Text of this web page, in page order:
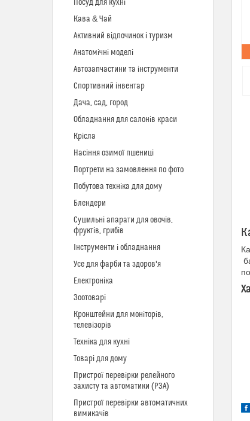
Посуд для кухні
Кава & Чай
Активний відпочинок і туризм
Анатомічні моделі
Автозапчастини та інструменти
Спортивний інвентар
Дача, сад, город
Обладнання для салонів краси
Крісла
Насіння озимої пшениці
Портрети на замовлення по фото
Побутова техніка для дому
Блендери
Сушильні апарати для овочів,
фруктів, грибів
Інструменти і обладнання
Усе для фарби та здоров'я
Електроніка
Зоотоварі
Кронштейни для моніторів,
телевізорів
Техніка для кухні
Товарі для дому
Пристрої перевірки релейного
захисту та автоматики (РЗА)
Пристрої перевірки автоматичних
вимикачів